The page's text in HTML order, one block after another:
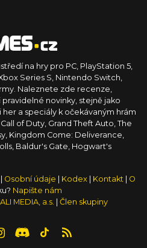
na hry pro PC, PlayStation 5,
Series S, Nintendo Switch,
Naleznete zde recenze,
novinky, stejně jako
a speciály k očekávaným hrám
of Duty, Grand Theft Auto, The
Kingdom Come: Deliverance,
Baldur's Gate, Hogwart's
Osobní údaje Kodex Kontakt
O
Napište nám
MEDIA, a.s.
Člen skupiny